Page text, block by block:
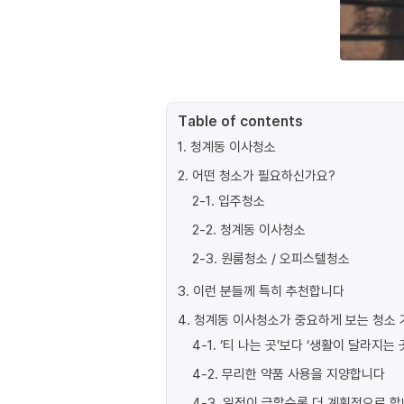
Table of contents
1. 청계동 이사청소
2. 어떤 청소가 필요하신가요?
2-1. 입주청소
2-2. 청계동 이사청소
2-3. 원룸청소 / 오피스텔청소
3. 이런 분들께 특히 추천합니다
4. 청계동 이사청소가 중요하게 보는 청소
4-1. ‘티 나는 곳’보다 ‘생활이 달라지는
4-2. 무리한 약품 사용을 지양합니다